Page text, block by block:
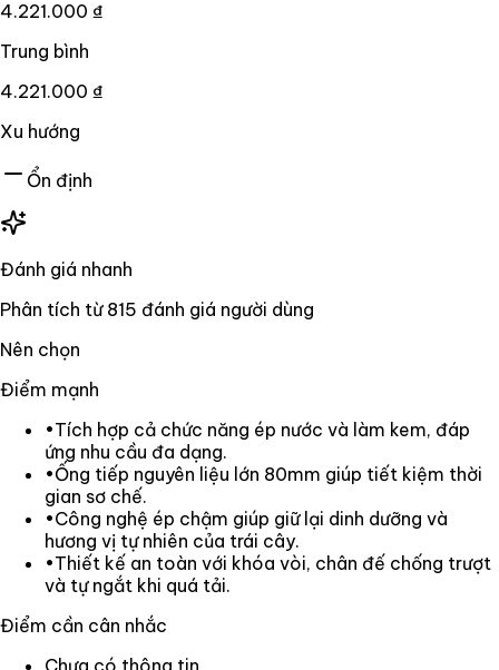
4.221.000 ₫
Trung bình
4.221.000 ₫
Xu hướng
Ổn định
Đánh giá nhanh
Phân tích từ 815 đánh giá người dùng
Nên chọn
Điểm mạnh
•Tích hợp cả chức năng ép nước và làm kem, đáp
ứng nhu cầu đa dạng.
•Ống tiếp nguyên liệu lớn 80mm giúp tiết kiệm thời
gian sơ chế.
•Công nghệ ép chậm giúp giữ lại dinh dưỡng và
hương vị tự nhiên của trái cây.
•Thiết kế an toàn với khóa vòi, chân đế chống trượt
và tự ngắt khi quá tải.
Điểm cần cân nhắc
Chưa có thông tin